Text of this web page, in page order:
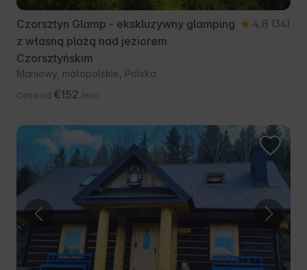
Czorsztyn Glamp - ekskluzywny glamping
z własną plażą nad jeziorem
Czorsztyńskim
4.8 (34)
Maniowy, małopolskie, Polska
Cena od €152 /noc